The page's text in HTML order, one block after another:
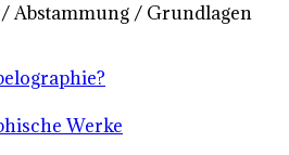
Abstammung / Grundlagen
Werke